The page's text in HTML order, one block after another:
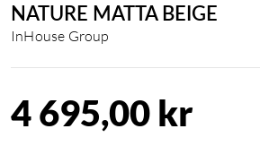
NATURE MATTA BEIGE
InHouse Group
4 695,00 kr